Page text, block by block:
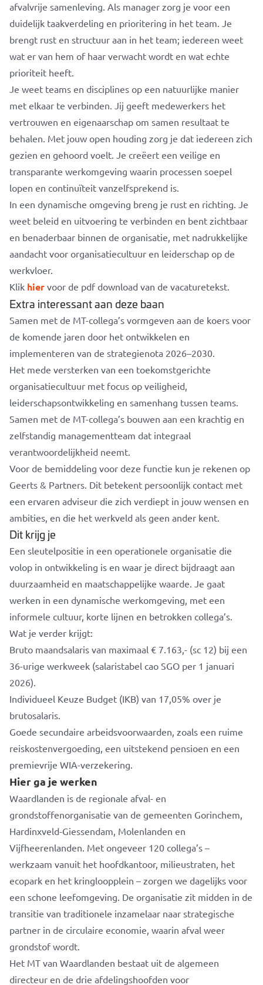
afvalvrije samenleving. Als manager zorg je voor een
duidelijk taakverdeling en prioritering in het team. Je
brengt rust en structuur aan in het team; iedereen weet
wat er van hem of haar verwacht wordt en wat echte
prioriteit heeft.
Je weet teams en disciplines op een natuurlijke manier
met elkaar te verbinden. Jij geeft medewerkers het
vertrouwen en eigenaarschap om samen resultaat te
behalen. Met jouw open houding zorg je dat iedereen zich
gezien en gehoord voelt. Je creëert een veilige en
transparante werkomgeving waarin processen soepel
lopen en continuïteit vanzelfsprekend is.
In een dynamische omgeving breng je rust en richting. Je
weet beleid en uitvoering te verbinden en bent zichtbaar
en benaderbaar binnen de organisatie, met nadrukkelijke
aandacht voor organisatiecultuur en leiderschap op de
werkvloer.
Klik hier voor de pdf download van de vacaturetekst.
Extra interessant aan deze baan
Samen met de MT-collega’s vormgeven aan de koers voor
de komende jaren door het ontwikkelen en
implementeren van de strategienota 2026–2030.
Het mede versterken van een toekomstgerichte
organisatiecultuur met focus op veiligheid,
leiderschapsontwikkeling en samenhang tussen teams.
Samen met de MT-collega’s bouwen aan een krachtig en
zelfstandig managementteam dat integraal
verantwoordelijkheid neemt.
Voor de bemiddeling voor deze functie kun je rekenen op
Geerts & Partners. Dit betekent persoonlijk contact met
een ervaren adviseur die zich verdiept in jouw wensen en
ambities, en die het werkveld als geen ander kent.
Dit krijg je
Een sleutelpositie in een operationele organisatie die
volop in ontwikkeling is en waar je direct bijdraagt aan
duurzaamheid en maatschappelijke waarde. Je gaat
werken in een dynamische werkomgeving, met een
informele cultuur, korte lijnen en betrokken collega’s.
Wat je verder krijgt:
Bruto maandsalaris van maximaal € 7.163,- (sc 12) bij een
36-urige werkweek (salaristabel cao SGO per 1 januari
2026).
Individueel Keuze Budget (IKB) van 17,05% over je
brutosalaris.
Goede secundaire arbeidsvoorwaarden, zoals een ruime
reiskostenvergoeding, een uitstekend pensioen en een
premievrije WIA-verzekering.
Hier ga je werken
Waardlanden is de regionale afval- en
grondstoffenorganisatie van de gemeenten Gorinchem,
Hardinxveld-Giessendam, Molenlanden en
Vijfheerenlanden. Met ongeveer 120 collega’s –
werkzaam vanuit het hoofdkantoor, milieustraten, het
ecopark en het kringloopplein – zorgen we dagelijks voor
een schone leefomgeving. De organisatie zit midden in de
transitie van traditionele inzamelaar naar strategische
partner in de circulaire economie, waarin afval weer
grondstof wordt.
Het MT van Waardlanden bestaat uit de algemeen
directeur en de drie afdelingshoofden voor